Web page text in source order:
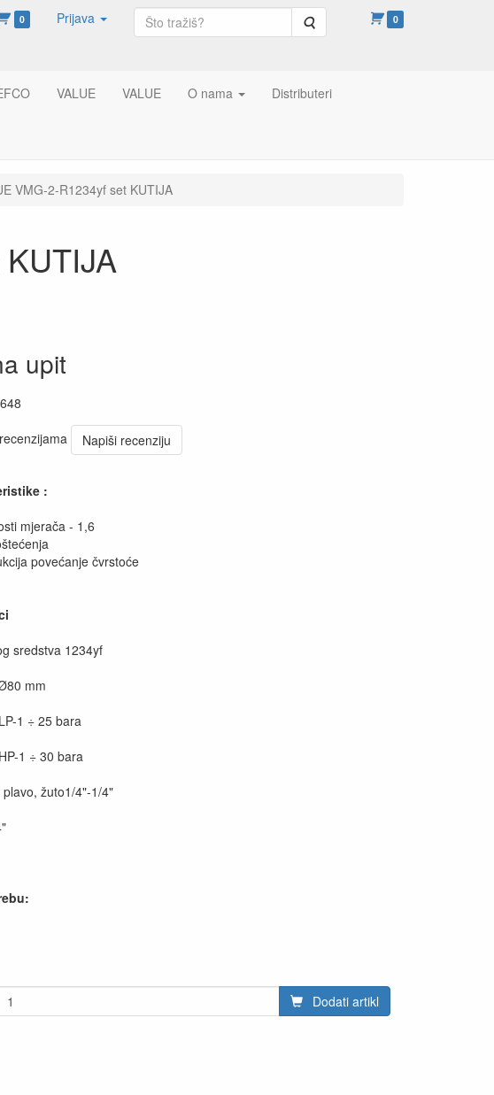
0 Prijava Pretraga 0
VALUE VALUE O nama Distributeri
VMG-2-R1234yf set KUTIJA
upit
Napiši recenziju
:
mjerača - 1,6
povećanje čvrstoće
sredstva 1234yf
mm
1 ÷ 25 bara
1 ÷ 30 bara
žuto1/4"-1/4"
Dodati artikl